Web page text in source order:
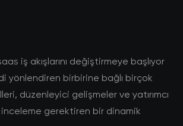
iş akışlarını değiştirmeye başlıyor
yönlendiren birbirine bağlı birçok
düzenleyici gelişmeler ve yatırımcı
inceleme gerektiren bir dinamik